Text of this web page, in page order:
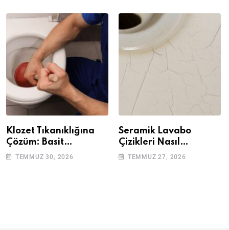
Klozet Tıkanıklığına
Çözüm: Basit
Adımlarla Klozetinizi
TEMMUZ 30, 2026
Seramik Lavabo
Çizikleri Nasıl
Giderilir? Adım Adım
TEMMUZ 27, 2026